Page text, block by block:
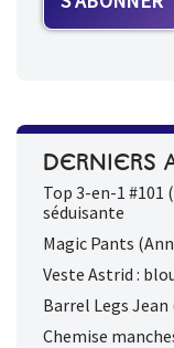
DERNIERS
Top 3-en-1 #101
séduisante
Magic Pants
Veste Astrid :
Barrel Legs
Chemise